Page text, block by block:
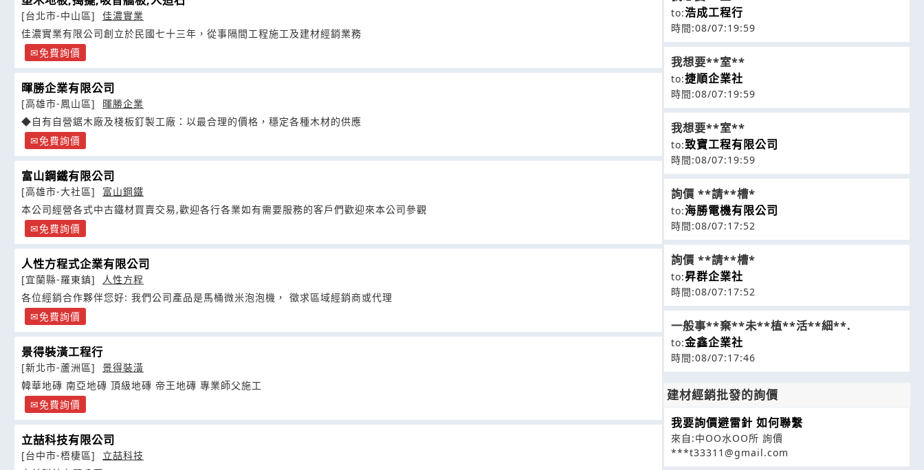
[台北市-中山區]
佳濃實業
佳濃實業有限公司創立於民國七十三年，從事隔間工程施工及建材經銷業務
免費詢價
暉勝企業有限公司
[高雄市-鳳山區]
暉勝企業
◆自有自營鋸木廠及棧板釘製工廠：以最合理的價格，穩定各種木材的供應
免費詢價
富山鋼鐵有限公司
[高雄市-大社區]
富山鋼鐵
本公司經營各式中古鐵材買賣交易,歡迎各行各業如有需要服務的客戶們歡迎來本公司參觀
免費詢價
人性方程式企業有限公司
[宜蘭縣-羅東鎮]
人性方程
各位經銷合作夥伴您好: 我們公司產品是馬桶微米泡泡機， 徵求區域經銷商或代理
免費詢價
景得裝潢工程行
[新北市-蘆洲區]
景得裝潢
韓華地磚 南亞地磚 頂級地磚 帝王地磚 專業師父施工
免費詢價
立喆科技有限公司
[台中市-梧棲區]
立喆科技
to:浩成工程行
時間:08/07:19:59
我想要**室**
to:捷順企業社
時間:08/07:19:59
我想要**室**
to:致寶工程有限公司
時間:08/07:19:59
詢價 **請**槽*
to:海勝電機有限公司
時間:08/07:17:52
詢價 **請**槽*
to:昇群企業社
時間:08/07:17:52
一般事**棄**未**植**活**細**.
to:金鑫企業社
時間:08/07:17:46
建材經銷批發的詢價
我要詢價避雷針 如何聯繫
來自:中OO水OO所 詢價
***t33311@gmail.com